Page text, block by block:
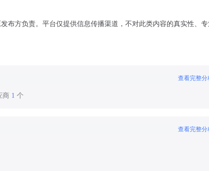
布方负责。平台仅提供信息传播渠道，不对此类内容的真实性、
查看完整分
商 1 个
查看完整分